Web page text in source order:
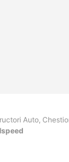
Auto,